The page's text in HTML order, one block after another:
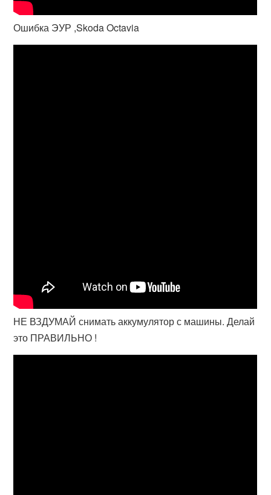
Ошибка ЭУР ,Skoda Octavia
НЕ ВЗДУМАЙ снимать аккумулятор с машины. Делай
это ПРАВИЛЬНО !